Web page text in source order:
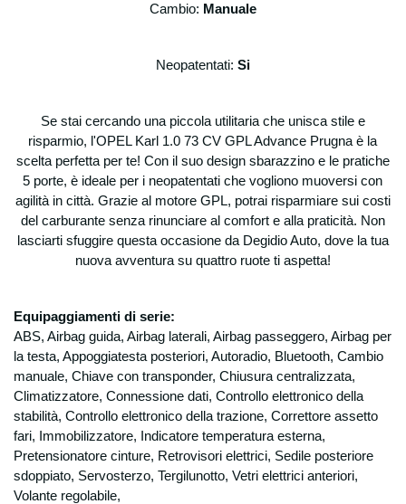
Cambio: Manuale
Neopatentati: Si
Se stai cercando una piccola utilitaria che unisca stile e
risparmio, l'OPEL Karl 1.0 73 CV GPL Advance Prugna è la
scelta perfetta per te! Con il suo design sbarazzino e le pratiche
5 porte, è ideale per i neopatentati che vogliono muoversi con
agilità in città. Grazie al motore GPL, potrai risparmiare sui costi
del carburante senza rinunciare al comfort e alla praticità. Non
lasciarti sfuggire questa occasione da Degidio Auto, dove la tua
nuova avventura su quattro ruote ti aspetta!
Equipaggiamenti di serie:
ABS, Airbag guida, Airbag laterali, Airbag passeggero, Airbag per
la testa, Appoggiatesta posteriori, Autoradio, Bluetooth, Cambio
manuale, Chiave con transponder, Chiusura centralizzata,
Climatizzatore, Connessione dati, Controllo elettronico della
stabilità, Controllo elettronico della trazione, Correttore assetto
fari, Immobilizzatore, Indicatore temperatura esterna,
Pretensionatore cinture, Retrovisori elettrici, Sedile posteriore
sdoppiato, Servosterzo, Tergilunotto, Vetri elettrici anteriori,
Volante regolabile,